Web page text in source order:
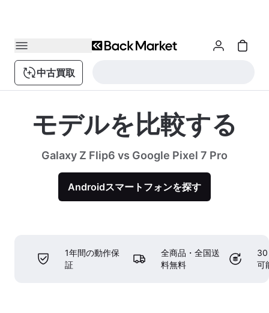
中古買取
モデルを比較する
Galaxy Z Flip6 vs Google Pixel 7 Pro
Androidスマートフォンを探す
1年間の動作保
証
全商品・全国送
料無料
30
可